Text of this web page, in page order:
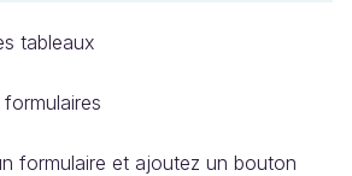
tableaux
formulaire et ajoutez un bouton